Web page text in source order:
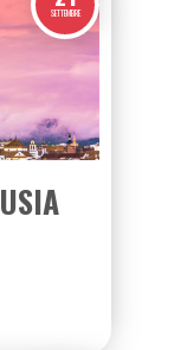
SETTEMBRE